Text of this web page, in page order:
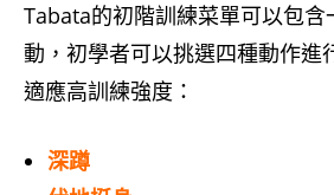
Tabata的初階訓練菜單可以包
動，初學者可以挑選四種動作進
適應高訓練強度：
深蹲